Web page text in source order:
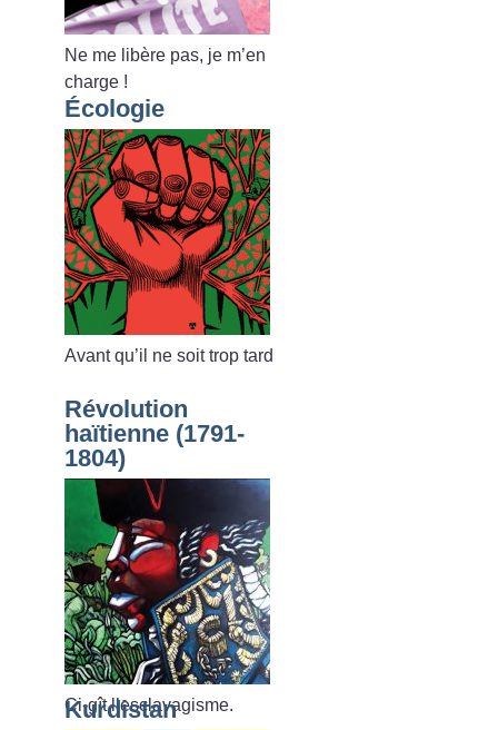
Ne me libère pas, je m’en
charge !
Écologie
Avant qu’il ne soit trop tard
Révolution
haïtienne (1791-
1804)
Ci-gît l’esclavagisme.
Kurdistan